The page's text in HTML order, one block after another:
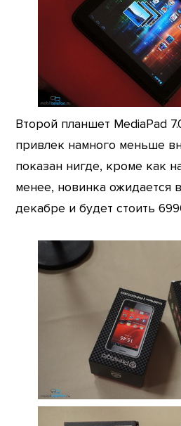
Второй планшет MediaPad
привлек намного меньше
показан нигде, кроме как
менее, новинка ожидается
декабре и будет стоить